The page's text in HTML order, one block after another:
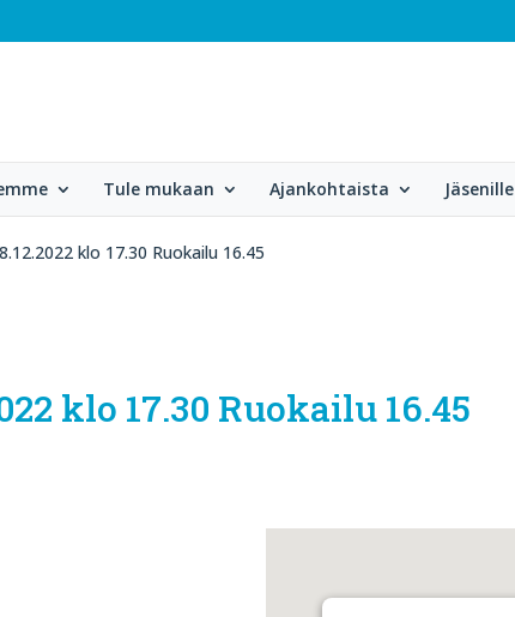
Tule mukaan Ajankohtaista Jäsenille
klo 17.30 Ruokailu 16.45
klo 17.30 Ruokailu 16.45